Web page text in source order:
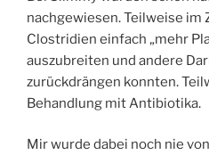
nachgewiesen. Teilweise im
Clostridien einfach „mehr
auszubreiten und andere
zurückdrängen konnten.
Behandlung mit Antibiotika.
Mir wurde dabei noch nie